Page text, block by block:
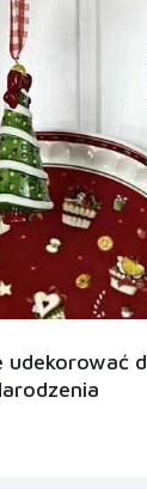
udekorować